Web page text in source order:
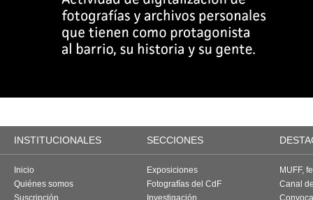
INSTITUCIONALES SECCIONES
Inicio
Quiénes somos
Suscripción
Exposiciones
Fotografías del CdF
Investigación
MUFF,
Canal